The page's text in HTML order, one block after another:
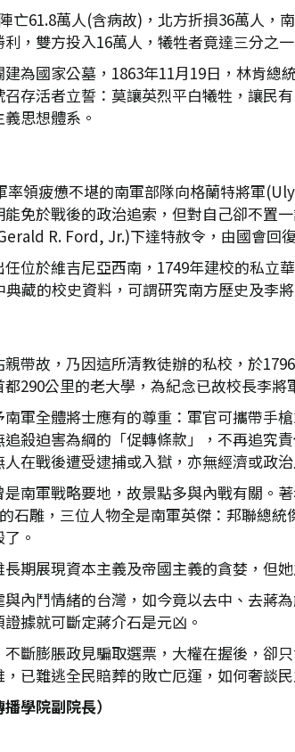
亡61.8萬人(含病故)，北方折損36萬人，
，雙方投入16萬人，犧牲者竟達三分之一
為國家公墓，1863年11月19日，林肯
存活者立誓：莫讓英烈平白犧牲，讓民
思想體系。
率領疲憊不堪的南軍部隊向格蘭特將軍
免於戰後的政治追索，但對自己卻不置
R. Ford, Jr.)下達特赦令，由國會回
任位於維吉尼亞西南，1749年建校的私
藏的校史資料，可謂研究南方歷史及李
帶故，乃因這所清教徒辦的私校，於
290公里的老大學，為紀念已故校長李將
軍全體將士應有的尊重：軍官可攜帶手
殺迫害為綱的「促轉條款」，不再追究
在戰後遭受逮捕或入獄，亦無經濟或政
南軍戰略要地，故景點多與內戰有關。
石雕，三位人物全是南軍英傑：邦聯總
。
期展現資本主義及帝國主義的貪婪，但
內鬥情緒的台灣，如今竟以去中、去蔣
據就可斷定蔣介石是元凶。
斷膨脹政見騙取選票，大權在握後，卻
已難逃全民賠葬的敗亡厄運，如何奢談
學院副院長）